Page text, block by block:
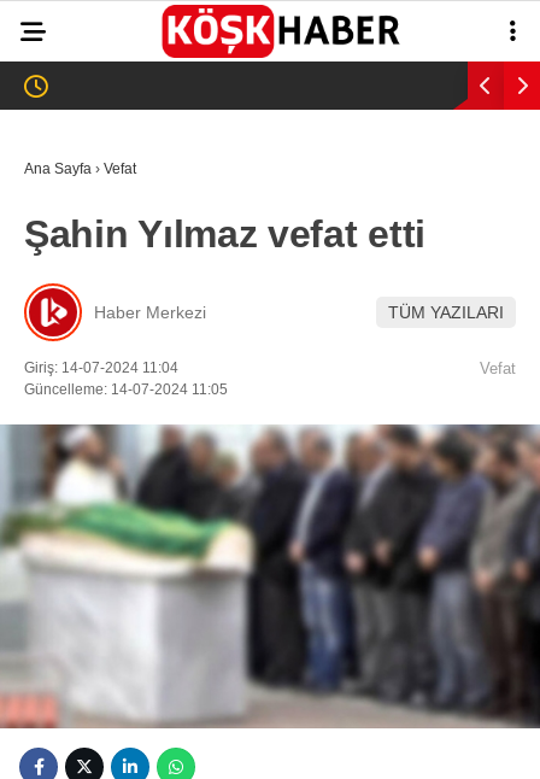
WhatsApp İhbar
Hattı
Instagram
Youtube
23.9°
ASAYİŞ
EĞİTİM
SAĞLIK
EKONOMİ
SPOR
VEFAT
Ana Sayfa › Vefat
Şahin Yılmaz vefat etti
Haber Merkezi TÜM YAZILARI
Giriş: 14-07-2024 11:04
Güncelleme: 14-07-2024 11:05
Vefat